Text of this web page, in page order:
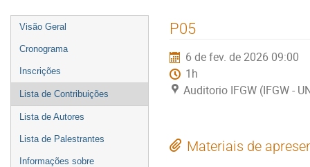
Event
menu
Visão Geral
Cronograma
Inscrições
Lista de Contribuições
Lista de Autores
Lista de Palestrantes
Informações sobre
P05
6 de fev. de 2026 09:00
1h
Auditorio IFGW (IFGW -
Materiais de